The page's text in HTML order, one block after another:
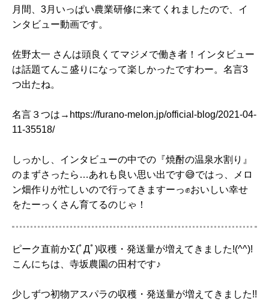
月間、3月いっぱい農業研修に来てくれましたので、イ
ンタビュー動画です。
佐野太一 さんは頭良くてマジメで働き者！インタビュー
は話題てんこ盛りになって楽しかったですわー。名言3
つ出たね。
名言３つは→https://furano-melon.jp/official-blog/2021-04-
11-35518/
しっかし、インタビューの中での『焼酎の温泉水割り』
のまずさったら…あれも良い思い出です😅ではっ、メロ
ン畑作りが忙しいので行ってきますーっ✊おいしい幸せ
をたーっくさん育てるのじゃ！
ピーク直前かΣ(ﾟДﾟ)収穫・発送量が増えてきました!(^^)!
こんにちは、寺坂農園の田村です♪
少しずつ初物アスパラの収穫・発送量が増えてきました!!